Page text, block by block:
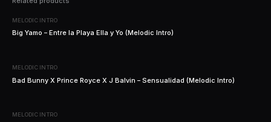
MELODIC INTRO
Big Yamo – Entre la Playa Ella y Yo (Melodic Intro)
MELODIC INTRO
Bad Bunny X Prince Royce X J Balvin – Sensualidad (Melodic Intro)
MELODIC INTRO